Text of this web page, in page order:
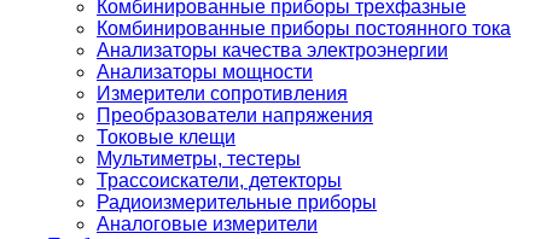
Комбинированные приборы трехфазные
Комбинированные приборы постоянного тока
Анализаторы качества электроэнергии
Анализаторы мощности
Измерители сопротивления
Преобразователи напряжения
Токовые клещи
Мультиметры, тестеры
Трассоискатели, детекторы
Радиоизмерительные приборы
Аналоговые измерители